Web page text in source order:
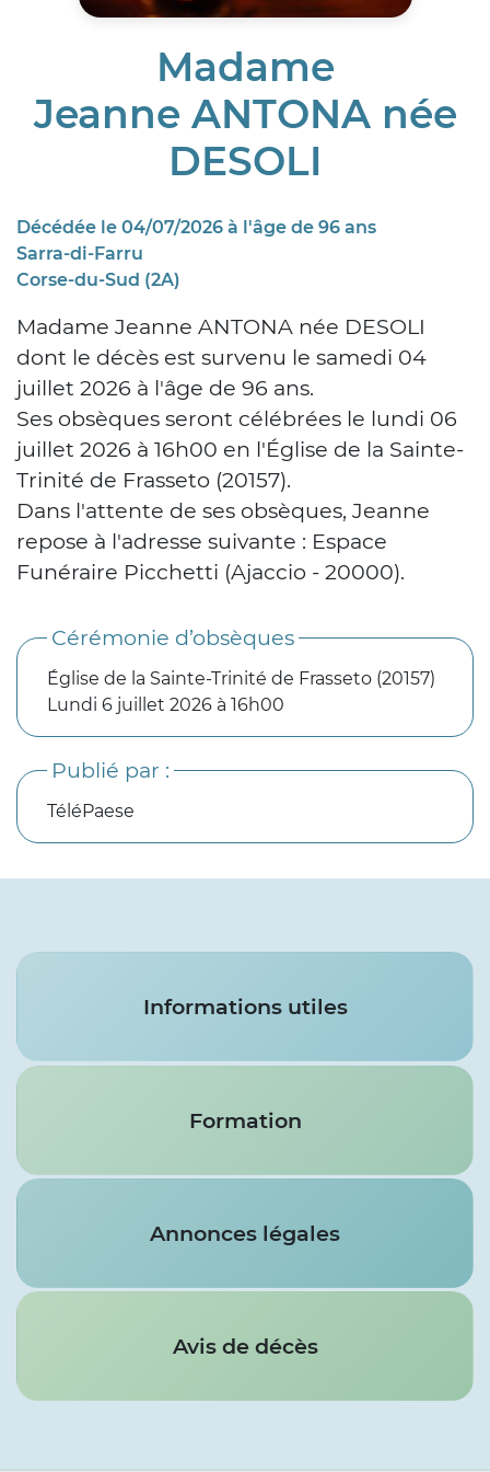
Madame
Jeanne ANTONA née
DESOLI
Décédée le 04/07/2026 à l'âge de 96 ans
Sarra-di-Farru
Corse-du-Sud (2A)
Madame Jeanne ANTONA née DESOLI
dont le décès est survenu le samedi 04
juillet 2026 à l'âge de 96 ans.
Ses obsèques seront célébrées le lundi 06
juillet 2026 à 16h00 en l'Église de la Sainte-
Trinité de Frasseto (20157).
Dans l'attente de ses obsèques, Jeanne
repose à l'adresse suivante : Espace
Funéraire Picchetti (Ajaccio - 20000).
Cérémonie d’obsèques
Église de la Sainte-Trinité de Frasseto (20157)
Lundi 6 juillet 2026 à 16h00
Publié par :
TéléPaese
Services
Informations utiles
Formation
Annonces légales
Avis de décès